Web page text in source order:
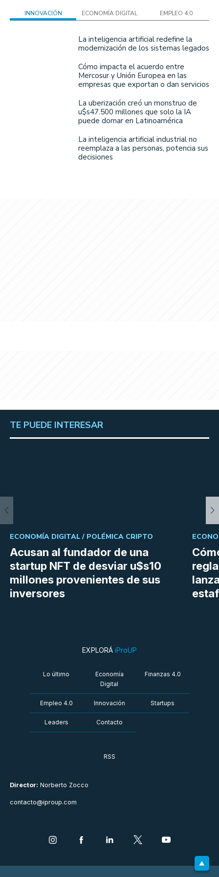
INNOVACIÓN ECONOMÍA DIGITAL EMPLEO 4.0
La inteligencia artificial redefine la
modernización de los sistemas legados
Cómo impacta el acuerdo entre
Mercosur y Unión Europea en las
empresas que exportan o dan servicios
La uberización creó un monstruo de
u$s47.500 millones que solo la IA
puede domar en Latinoamérica
La inteligencia artificial industrial no
reemplaza a las personas, potencia sus
decisiones
TE PUEDE INTERESAR
Acusan al fundador de una
startup NFT de desviar u$s10
millones provenientes de sus
inversores
ECONOMÍA DIGITAL / POLÉMICA CRIPTO
Director: Norberto Zocco
contacto@iproup.com
EXPLORÁ iProUP
Lo último
Economía
Digital
Finanzas 4.0
Empleo 4.0 Innovación Startups
Leaders Contacto
RSS